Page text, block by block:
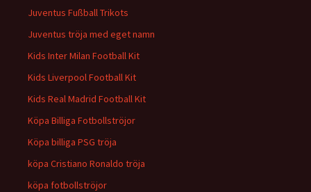
Juventus Fußball Trikots
Juventus tröja med eget namn
Kids Inter Milan Football Kit
Kids Liverpool Football Kit
Kids Real Madrid Football Kit
Köpa Billiga Fotbollströjor
Köpa billiga PSG tröja
köpa Cristiano Ronaldo tröja
köpa fotbollströjor